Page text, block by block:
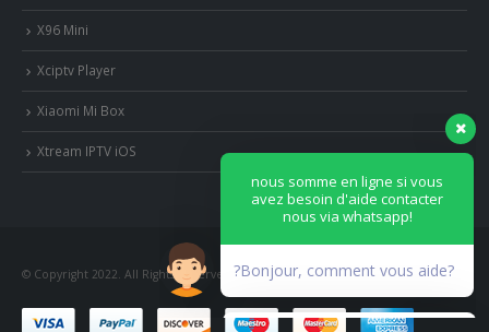
X96 Mini
Xciptv Player
Xiaomi Mi Box
Xtream IPTV iOS
© Copyright 2022. All Rights Reserved.
nous somme en ligne si vous
avez besoin d'aide contacter
?Bonjour, comment vous aide?